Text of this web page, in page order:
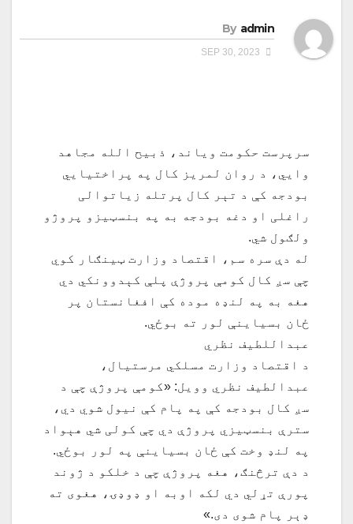
By admin
سرپرست حکومت ویاند، ذبیح الله مجاهد
وايي، د روان لمریز کال په پراختیايي
بودجه کې د تېر کال پرتله زیاتوالی
راغلی او دغه بودجه به په بنسټیزو پروژو
ولګول شي.
له دې سره سم، اقتصاد وزارت ټینګار کوي
چې سږ کال کومې پروژې پلې کېدوونکي دي
هغه به په لنډه موده کې افغانستان پر
ځان بسیاینې لور ته بوځي.
عبداللطیف نظري
د اقتصاد وزارت مسلکي مرستیال،
عبدالطیف نظري وویل: «کومې پروژې چې د
سږ کال بودجه کې په پام کې نیول شوي دي،
سترې بنسټیزي پروژې دي چې کولی شي هېواد
په لنډ وخت کې ځان بسیاینې په لور بوځي.
د دې ترڅنګ، هغه پروژې چې د خلکو د ژوند
پورې تړلي دي لکه اوبه او ډوډۍ، هغوی ته
ډېر پام شوی دی.»